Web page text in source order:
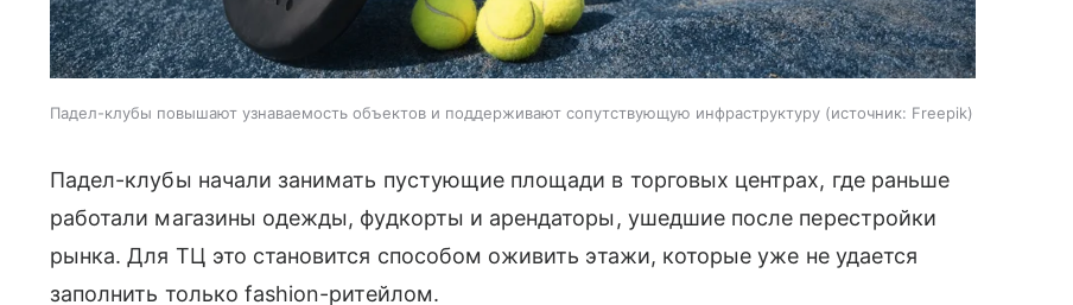
Падел-клубы повышают узнаваемость объектов и поддерживают сопутствующую инфраструктуру источник: Freepik
Падел-клубы начали занимать пустующие площади в торговых центрах, где раньше
работали магазины одежды, фудкорты и арендаторы, ушедшие после перестройки
рынка. Для ТЦ это становится способом оживить этажи, которые уже не удается
заполнить только fashion-ритейлом.